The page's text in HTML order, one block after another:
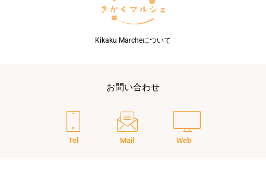
Kikaku Marcheについて
お問い合わせ
Tel Mail Web